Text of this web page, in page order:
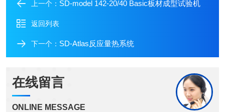
上一个： SD-model 142-20/40 Basic板材成型试验机
返回列表
下一个： SD-Atlas反应量热系统
在线留言
ONLINE MESSAGE